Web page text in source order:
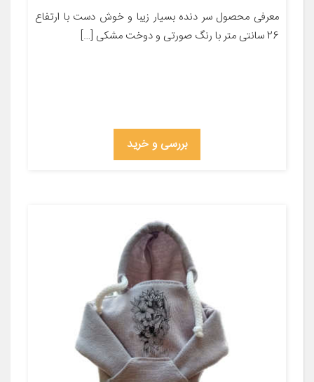
معرفی محصول سر دنده بسیار زیبا و خوش دست با ارتفاع
26 سانتی متر با رنگ صورتی و دوخت مشکی […]
بررسی و خرید